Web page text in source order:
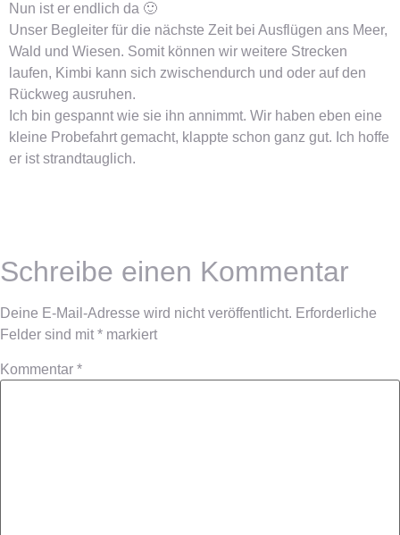
Nun ist er endlich da 🙂
Unser Begleiter für die nächste Zeit bei Ausflügen ans Meer,
Wald und Wiesen. Somit können wir weitere Strecken
laufen, Kimbi kann sich zwischendurch und oder auf den
Rückweg ausruhen.
Ich bin gespannt wie sie ihn annimmt. Wir haben eben eine
kleine Probefahrt gemacht, klappte schon ganz gut. Ich hoffe
er ist strandtauglich.
Schreibe einen Kommentar
Deine E-Mail-Adresse wird nicht veröffentlicht. Erforderliche
Felder sind mit * markiert
Kommentar *